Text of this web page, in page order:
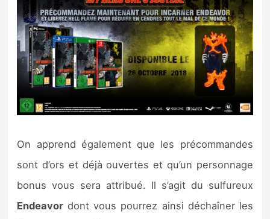
Précommandes
Précommandes jeux Switch 2
Sorties de jeux
Bons plans
Guides
On apprend également que les précommandes
sont d’ors et déjà ouvertes et qu’un personnage
bonus vous sera attribué. Il s’agit du sulfureux
Endeavor dont vous pourrez ainsi déchaîner les